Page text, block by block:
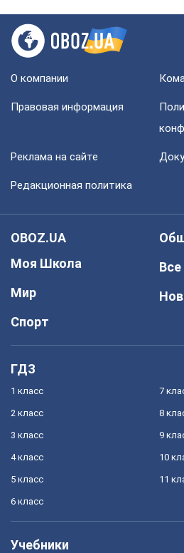
О компании
Правовая информация
Реклама на сайте
Редакционная политика
OBOZ.UA
Моя Школа
Мир
Спорт
ГДЗ
1 класс
2 класс
3 класс
4 класс
5 класс
6 класс
7
8
9
10
11
Учебники